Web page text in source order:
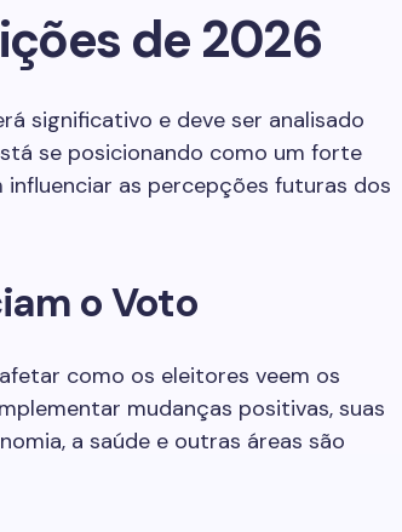
de 2026
significativo e deve ser analisado
se posicionando como um forte
as percepções futuras dos
o Voto
como os eleitores veem os
mudanças positivas, suas
a saúde e outras áreas são